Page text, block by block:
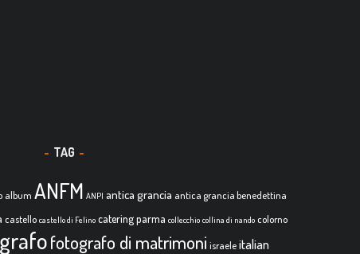
TAG
album ANFM ANPI antica grancia antica grancia benedettina
castello castello di Felino catering parma collecchio collina di nando colorno
fotografo di matrimoni israeleitalian